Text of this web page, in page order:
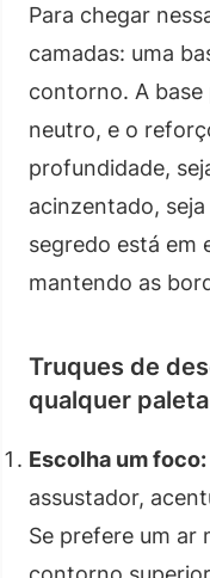
Para chegar
camadas: uma
contorno. A
neutro, e o
profundidade,
acinzentado,
segredo está em
mantendo as
Truques de
qualquer paleta
Escolha um foco:
assustador,
Se prefere um ar